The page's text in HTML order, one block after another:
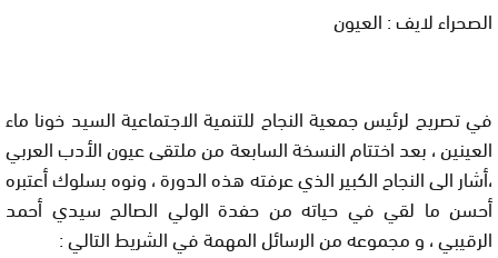
الصحراء لايف : العيون
في تصريح لرئيس جمعية النجاح للتنمية الاجتماعية السيد خونا ماء
العينين ، بعد اختتام النسخة السابعة من ملتقى عيون الأدب العربي
،أشار الى النجاح الكبير الذي عرفته هذه الدورة ، ونوه بسلوك أعتبره
أحسن ما لقي في حياته من حفدة الولي الصالح سيدي أحمد
الرقيبي ، و مجموعه من الرسائل المهمة في الشريط التالي :